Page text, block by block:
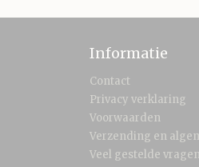
Informatie
Contact
Privacy verklaring
Voorwaarden
Verzending en
Veel gestelde